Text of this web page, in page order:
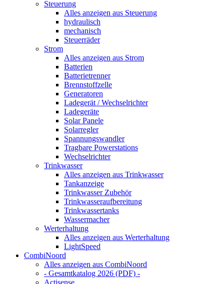
Steuerung
Alles anzeigen aus Steuerung
hydraulisch
mechanisch
Steuerräder
Strom
Alles anzeigen aus Strom
Batterien
Batterietrenner
Brennstoffzelle
Generatoren
Ladegerät / Wechselrichter
Ladegeräte
Solar Panele
Solarregler
Spannungswandler
Tragbare Powerstations
Wechselrichter
Trinkwasser
Alles anzeigen aus Trinkwasser
Tankanzeige
Trinkwasser Zubehör
Trinkwasseraufbereitung
Trinkwassertanks
Wassermacher
Werterhaltung
Alles anzeigen aus Werterhaltung
LightSpeed
CombiNoord
Alles anzeigen aus CombiNoord
- Gesamtkatalog 2026 (PDF) -
Actisense